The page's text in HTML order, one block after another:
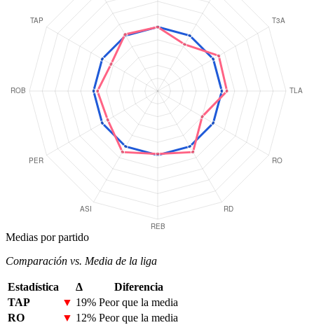
Medias por partido
Comparación vs. Media de la liga
Estadística Δ
Diferencia
TAP
▼ 19% Peor que la media
RO
▼ 12% Peor que la media